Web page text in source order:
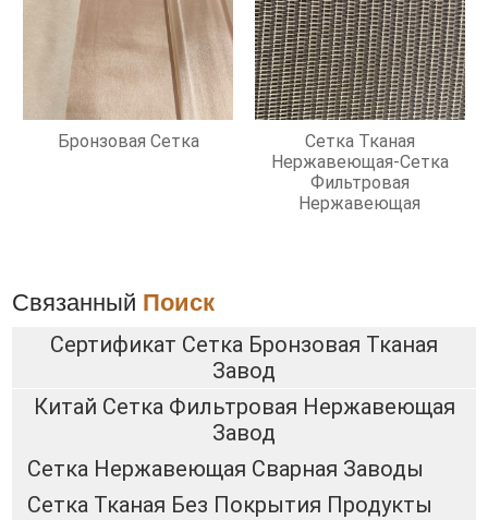
Бронзовая Сетка
Сетка Тканая
Нержавеющая-Сетка
Фильтровая
Нержавеющая
Связанный Поиск
Сертификат Сетка Бронзовая Тканая
Завод
Китай Сетка Фильтровая Нержавеющая
Завод
Сетка Нержавеющая Сварная Заводы
Сетка Тканая Без Покрытия Продукты